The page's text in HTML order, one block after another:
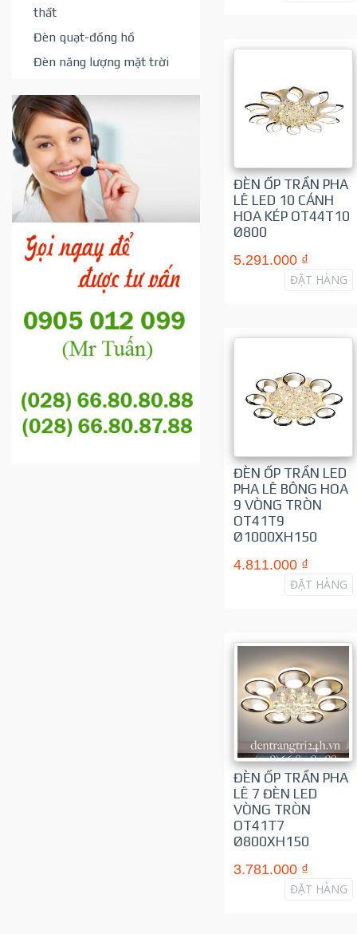
thất
Đèn quạt-đồng hồ
Đèn năng lượng mặt trời
ĐÈN ỐP TRẦN PHA
LÊ LED 10 CÁNH
HOA KÉP OT44T10
Ø800
5.291.000 ₫
ĐẶT HÀNG
ĐÈN ỐP TRẦN LED
PHA LÊ BÔNG HOA
9 VÒNG TRÒN
OT41T9
Ø1000XH150
4.811.000 ₫
ĐẶT HÀNG
ĐÈN ỐP TRẦN PHA
LÊ 7 ĐÈN LED
VÒNG TRÒN
OT41T7
Ø800XH150
3.781.000 ₫
ĐẶT HÀNG